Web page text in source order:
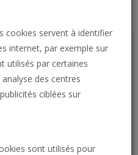
cookies servent à identifier
internet, par exemple sur
utilisés par certaines
des centres
ciblées sur
sont utilisés pour